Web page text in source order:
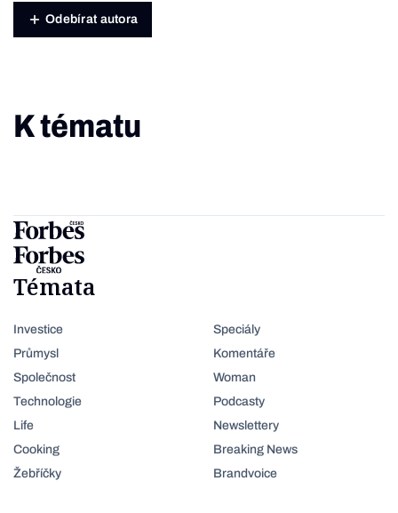
Odebírat autora
K tématu
Témata
Investice
Průmysl
Společnost
Technologie
Life
Cooking
Žebříčky
Speciály
Komentáře
Woman
Podcasty
Newslettery
Breaking News
Brandvoice